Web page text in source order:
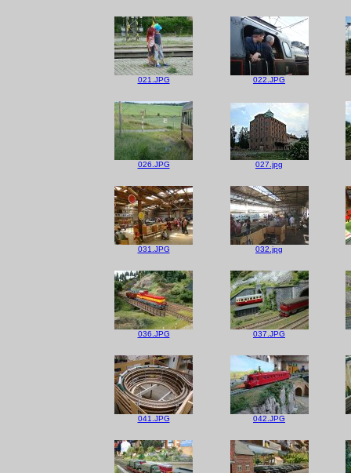
021.JPG 022.JPG
026.JPG 027.jpg
031.JPG 032.jpg
036.JPG 037.JPG
041.JPG 042.JPG